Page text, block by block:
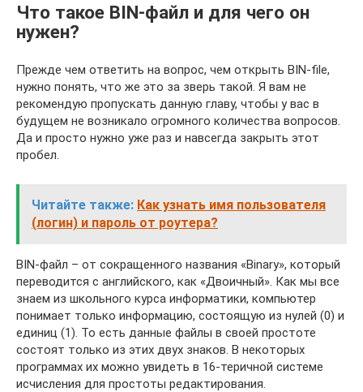
Что такое BIN-файл и для чего он
нужен?
Прежде чем ответить на вопрос, чем открыть BIN-file,
нужно понять, что же это за зверь такой. Я вам не
рекомендую пропускать данную главу, чтобы у вас в
будущем не возникало огромного количества вопросов.
Да и просто нужно уже раз и навсегда закрыть этот
пробел.
Читайте также: Как узнать имя пользователя
(логин) и пароль от роутера?
BIN-файл – от сокращенного названия «Binary», который
переводится с английского, как «Двоичный». Как мы все
знаем из школьного курса информатики, компьютер
понимает только информацию, состоящую из нулей (0) и
единиц (1). То есть данные файлы в своей простоте
состоят только из этих двух знаков. В некоторых
программах их можно увидеть в 16-теричной системе
исчисления для простоты редактирования.